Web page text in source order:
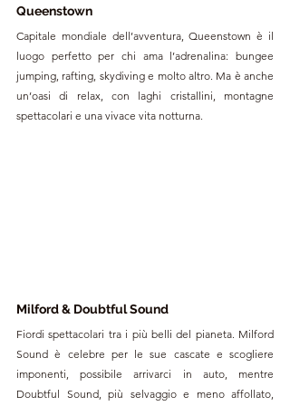
Queenstown
Capitale mondiale dell’avventura, Queenstown è il
luogo perfetto per chi ama l’adrenalina: bungee
jumping, rafting, skydiving e molto altro. Ma è anche
un’oasi di relax, con laghi cristallini, montagne
spettacolari e una vivace vita notturna.
Milford & Doubtful Sound
Fiordi spettacolari tra i più belli del pianeta. Milford
Sound è celebre per le sue cascate e scogliere
imponenti, possibile arrivarci in auto, mentre
Doubtful Sound, più selvaggio e meno affollato,